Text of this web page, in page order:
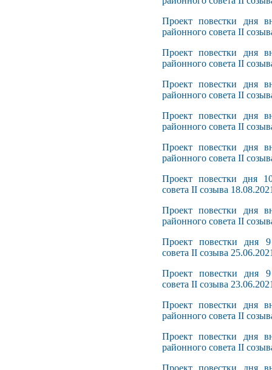
Проект повестки дня
районного совета II
Проект повестки дня
районного совета II
Проект повестки дня
районного совета II
Проект повестки дня
районного совета II
Проект повестки дня
районного совета II
Проект повестки дня
совета II созыва
Проект повестки дня
районного совета II
Проект повестки дня 9
совета II созыва
Проект повестки дня 9
совета II созыва
Проект повестки дня
районного совета II
Проект повестки дня
районного совета II
Проект повестки дня